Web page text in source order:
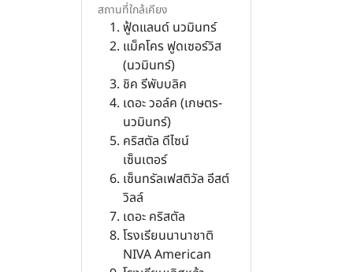
สถานที่ใกล้เคียง
ฟู้ดแลนด์ นวมินทร์
แม็คโคร ฟูดเซอร์วิส
(นวมินทร์)
ชิค รีพับบลิค
เดอะ วอล์ค (เกษตร-
นวมินทร์)
คริสตัล ดีไซน์
เซ็นเตอร์
เซ็นทรัลเฟสติวัล อีสต์
วิลล์
เดอะ คริสตัล
โรงเรียนนานาชาติ
NIVA American